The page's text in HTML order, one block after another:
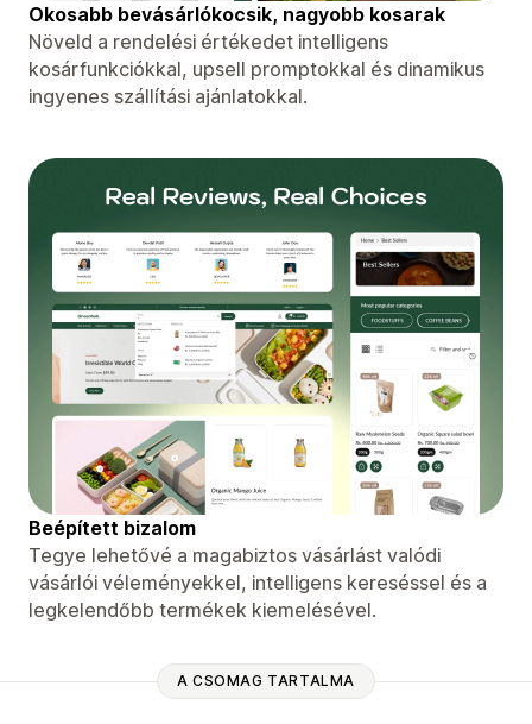
Okosabb bevásárlókocsik, nagyobb kosarak
Növeld a rendelési értékedet intelligens
kosárfunkciókkal, upsell promptokkal és dinamikus
ingyenes szállítási ajánlatokkal.
Beépített bizalom
Tegye lehetővé a magabiztos vásárlást valódi
vásárlói véleményekkel, intelligens kereséssel és a
legkelendőbb termékek kiemelésével.
A CSOMAG TARTALMA